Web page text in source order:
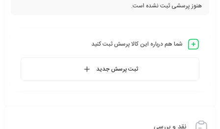
هنوز پرسشی ثبت نشده است.
شما هم درباره این کالا پرسش ثبت کنید
ثبت پرسش جدید